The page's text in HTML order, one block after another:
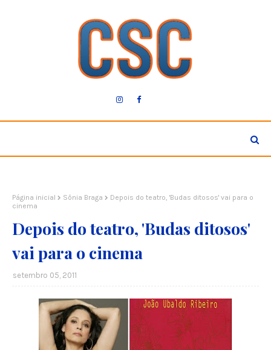
Página inicial Sônia Braga
Depois do teatro, 'Budas ditosos' vai para o
cinema
Depois do teatro, 'Budas ditosos'
vai para o cinema
setembro 05, 2011